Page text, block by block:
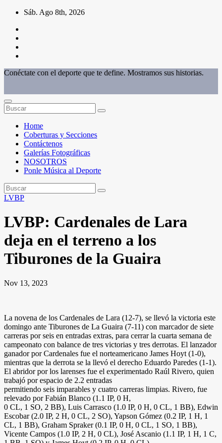
Saltar
contenido
Sáb. Ago 8th, 2026
Conéctate con el deporte que te define. Mostramos sus historias.
Home
Coberturas y Secciones
Contáctenos
Galerías Fotográficas
NOSOTROS
Ponle Música al Deporte
LVBP
LVBP: Cardenales de Lara
deja en el terreno a los
Tiburones de la Guaira
Nov 13, 2023
La novena de los Cardenales de Lara (12-7), se llevó la victoria este
domingo ante Tiburones de La Guaira (7-11) con marcador de siete
carreras por seis en entradas extras, para cerrar la cuarta semana de
campeonato con balance de tres victorias y tres derrotas. El lanzador
ganador por Cardenales fue el norteamericano James Hoyt (1-0),
mientras que la derrota se la llevó el derecho Eduardo Paredes (1-1).
El abridor por los larenses fue el experimentado Raúl Rivero, quien
trabajó por espacio de 2.2 entradas
permitiendo seis imparables y cuatro carreras limpias. Rivero, fue
relevado por Fabián Blanco (1.1 IP, 0 H,
0 CL, 1 SO, 2 BB), Luis Carrasco (1.0 IP, 0 H, 0 CL, 1 BB), Edwin
Escobar (2.0 IP, 2 H, 0 CL, 2 SO), Yapson Gómez (0.2 IP, 1 H, 1
CL, 1 BB), Graham Spraker (0.1 IP, 0 H, 0 CL, 1 SO, 1 BB),
Vicente Campos (1.0 IP, 2 H, 0 CL), José Ascanio (1.1 IP, 1 H, 1 C,